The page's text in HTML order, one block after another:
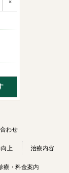
×
わせ
上 治療内容
療・料金案内